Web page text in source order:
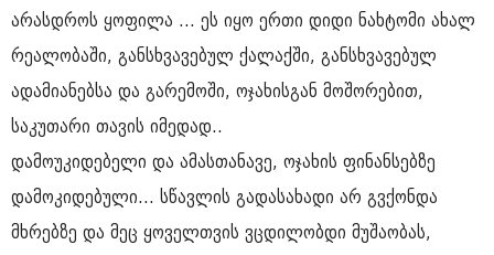
არასდროს ყოფილა ... ეს იყო ერთი დიდი ნახტომი ახალ
რეალობაში, განსხვავებულ ქალაქში, განსხვავებულ
ადამიანებსა და გარემოში, ოჯახისგან მოშორებით,
საკუთარი თავის იმედად..
დამოუკიდებელი და ამასთანავე, ოჯახის ფინანსებზე
დამოკიდებული... სწავლის გადასახადი არ გვქონდა
მხრებზე და მეც ყოველთვის ვცდილობდი მუშაობას,